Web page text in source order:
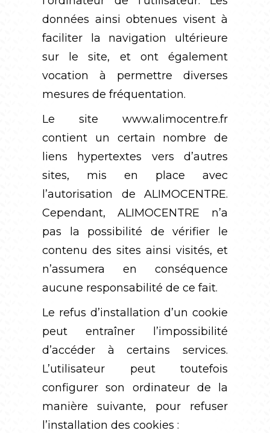
données ainsi obtenues visent à
faciliter la navigation ultérieure
sur le site, et ont également
vocation à permettre diverses
mesures de fréquentation.
Le site www.alimocentre.fr
contient un certain nombre de
liens hypertextes vers d’autres
sites, mis en place avec
l’autorisation de ALIMOCENTRE.
Cependant, ALIMOCENTRE n’a
pas la possibilité de vérifier le
contenu des sites ainsi visités, et
n’assumera en conséquence
aucune responsabilité de ce fait.
Le refus d’installation d’un cookie
peut entraîner l’impossibilité
d’accéder à certains services.
L’utilisateur peut toutefois
configurer son ordinateur de la
manière suivante, pour refuser
l’installation des cookies :